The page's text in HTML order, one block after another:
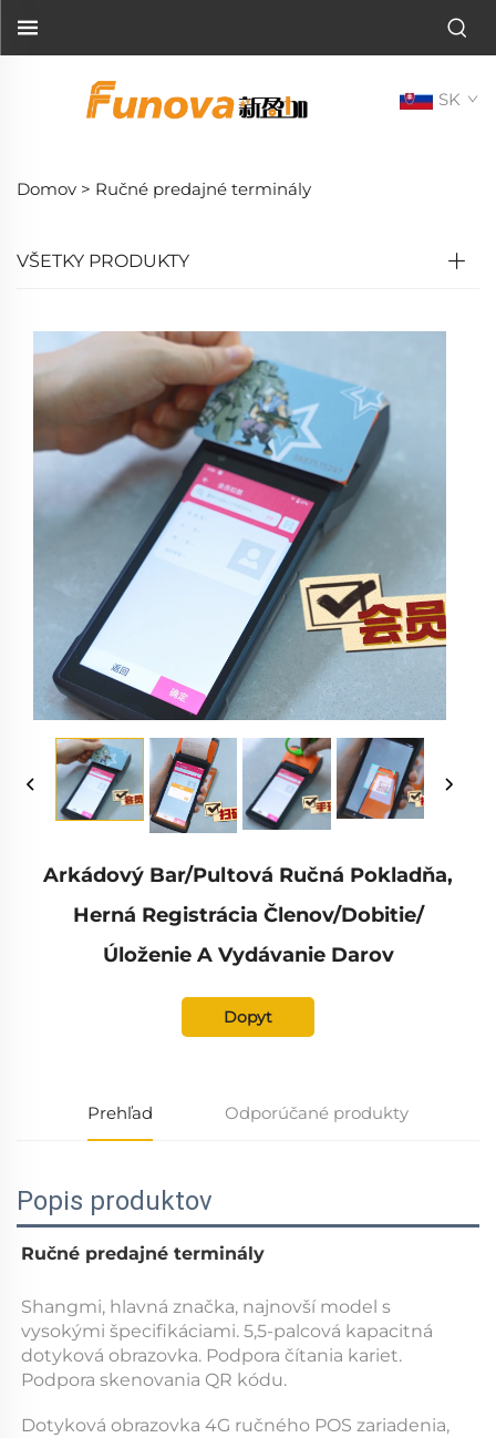
SK
Domov > Ručné predajné terminály
VŠETKY PRODUKTY
Arkádový Bar/pultová Ručná Pokladňa,
Herná Registrácia Členov/dobitie/
Úloženie A Vydávanie Darov
Dopyt
Prehľad Odporúčané produkty
Popis produktov
Ručné predajné terminály
Shangmi, hlavná značka, najnovší model s
vysokými špecifikáciami. 5,5-palcová kapacitná
dotyková obrazovka. Podpora čítania kariet.
Podpora skenovania QR kódu.
Dotyková obrazovka 4G ručného POS zariadenia,